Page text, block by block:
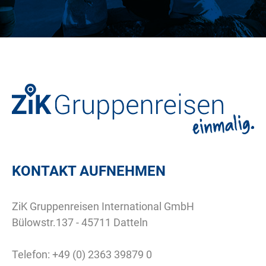
KONTAKT AUFNEHMEN
ZiK Gruppenreisen International GmbH
Bülowstr.137 - 45711 Datteln
Telefon: +49 (0) 2363 39879 0